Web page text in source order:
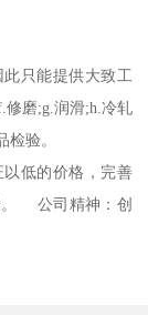
只能提供大致工
修磨;g.润滑;h.冷轧
验。
低的价格，完善
。 公司精神：创